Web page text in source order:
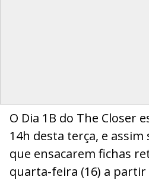
O Dia 1B do The Closer
14h desta terça, e
que ensacarem fichas
quarta-feira (16) a